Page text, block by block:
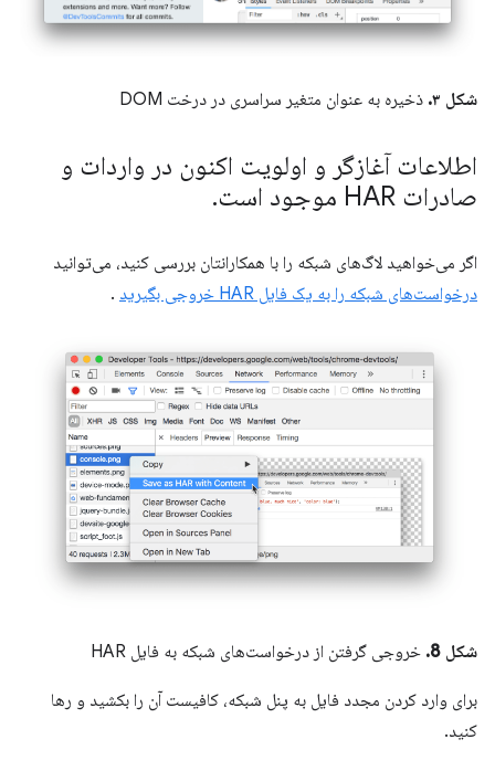
شکل ۳. ذخیره به عنوان متغیر سراسری در درخت DOM
اطلاعات آغازگر و اولویت اکنون در واردات و
صادرات HAR موجود است
.
اگر می‌خواهید لاگ‌های شبکه را با همکارانتان بررسی کنید، می‌توانید
درخواست‌های شبکه را به یک فایل HAR خروجی بگیرید
.
شکل 8. خروجی گرفتن از درخواست‌های شبکه به فایل HAR
برای وارد کردن مجدد فایل به پنل شبکه، کافیست آن را بکشید و رها
کنید.